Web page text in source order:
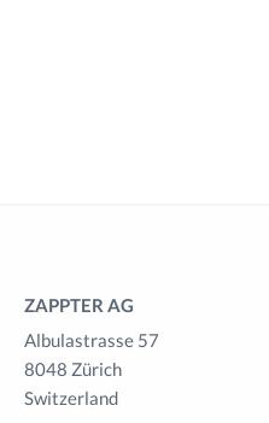
ZAPPTER AG
Albulastrasse 57
8048 Zürich
Switzerland